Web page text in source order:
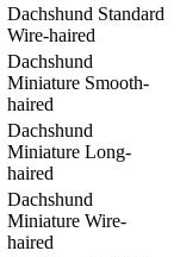
Dachshund Standard
Wire-haired
Dachshund
Miniature Smooth-
haired
Dachshund
Miniature Long-
haired
Dachshund
Miniature Wire-
haired